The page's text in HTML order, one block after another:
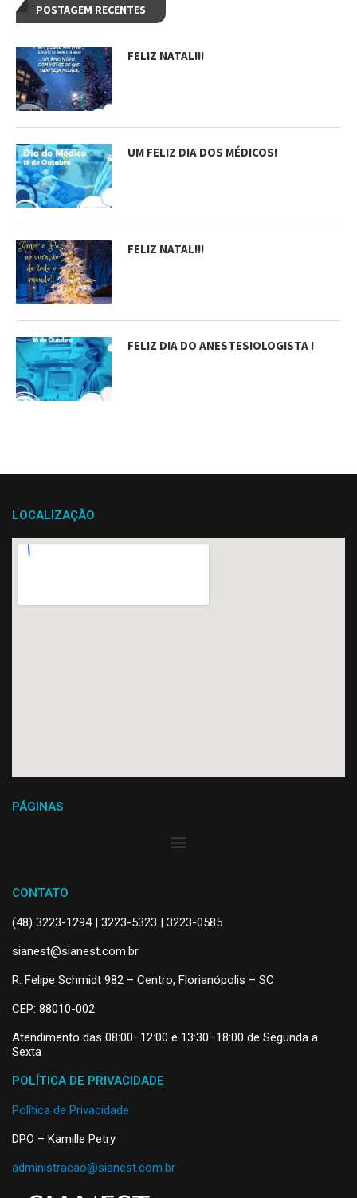
POSTAGEM RECENTES
FELIZ NATAL!!!
UM FELIZ DIA DOS MÉDICOS!
FELIZ NATAL!!!
FELIZ DIA DO ANESTESIOLOGISTA !
LOCALIZAÇÃO
PÁGINAS
CONTATO
(48) 3223-1294 | 3223-5323 | 3223-0585
sianest@sianest.com.br
R. Felipe Schmidt 982 – Centro, Florianópolis – SC
CEP: 88010-002
Atendimento das 08:00–12:00 e 13:30–18:00 de Segunda a
Sexta
POLÍTICA DE PRIVACIDADE
Política de Privacidade
DPO – Kamille Petry
administracao@sianest.com.br